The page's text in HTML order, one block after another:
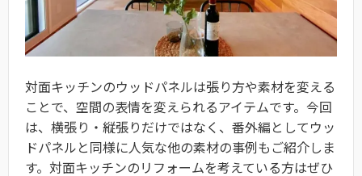
対面キッチンのウッドパネルは張り方や素材を変える
ことで、空間の表情を変えられるアイテムです。今回
は、横張り・縦張りだけではなく、番外編としてウッ
ドパネルと同様に人気な他の素材の事例もご紹介しま
す。対面キッチンのリフォームを考えている方はぜひ